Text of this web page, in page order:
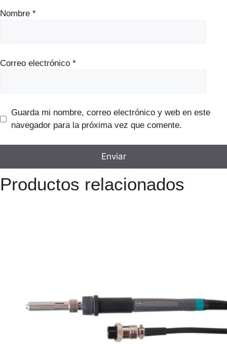
Nombre *
Correo electrónico *
Guarda mi nombre, correo electrónico y web en este
navegador para la próxima vez que comente.
Productos relacionados